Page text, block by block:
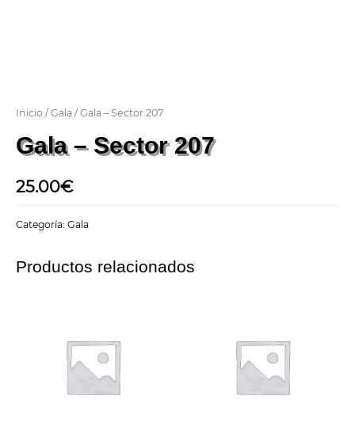
Inicio /Gala / Gala – Sector 207
Gala – Sector 207
25.00€
Categoría: Gala
Productos relacionados